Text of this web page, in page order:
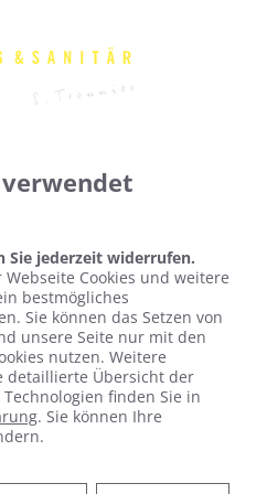
Sie jederzeit widerrufen.
Cookies und weitere
bestmögliches
Sie können das Setzen von
unsere Seite nur mit den
nutzen. Weitere
detaillierte Übersicht der
finden Sie in
. Sie können Ihre